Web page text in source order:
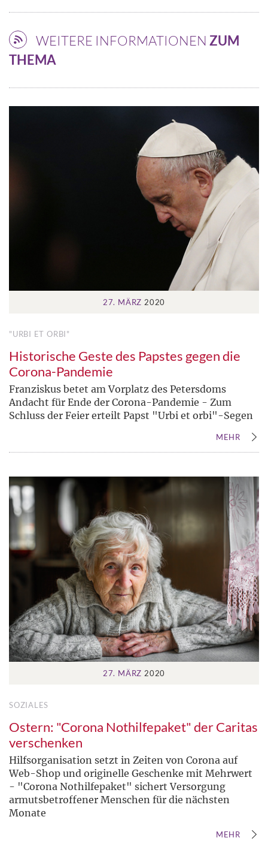
WEITERE INFORMATIONEN ZUM
THEMA
27. MÄRZ 2020
"URBI ET ORBI"
Historische Geste des Papstes gegen die
Corona-Pandemie
Franziskus betet am Vorplatz des Petersdoms
Andacht für Ende der Corona-Pandemie - Zum
Schluss der Feier erteilt Papst "Urbi et orbi"-Segen
MEHR
27. MÄRZ 2020
SOZIALES
Ostern: "Corona Nothilfepaket" der Caritas
verschenken
Hilfsorganisation setzt in Zeiten von Corona auf
Web-Shop und originelle Geschenke mit Mehrwert
- "Corona Nothilfepaket" sichert Versorgung
armutsbetroffener Menschen für die nächsten
Monate
MEHR